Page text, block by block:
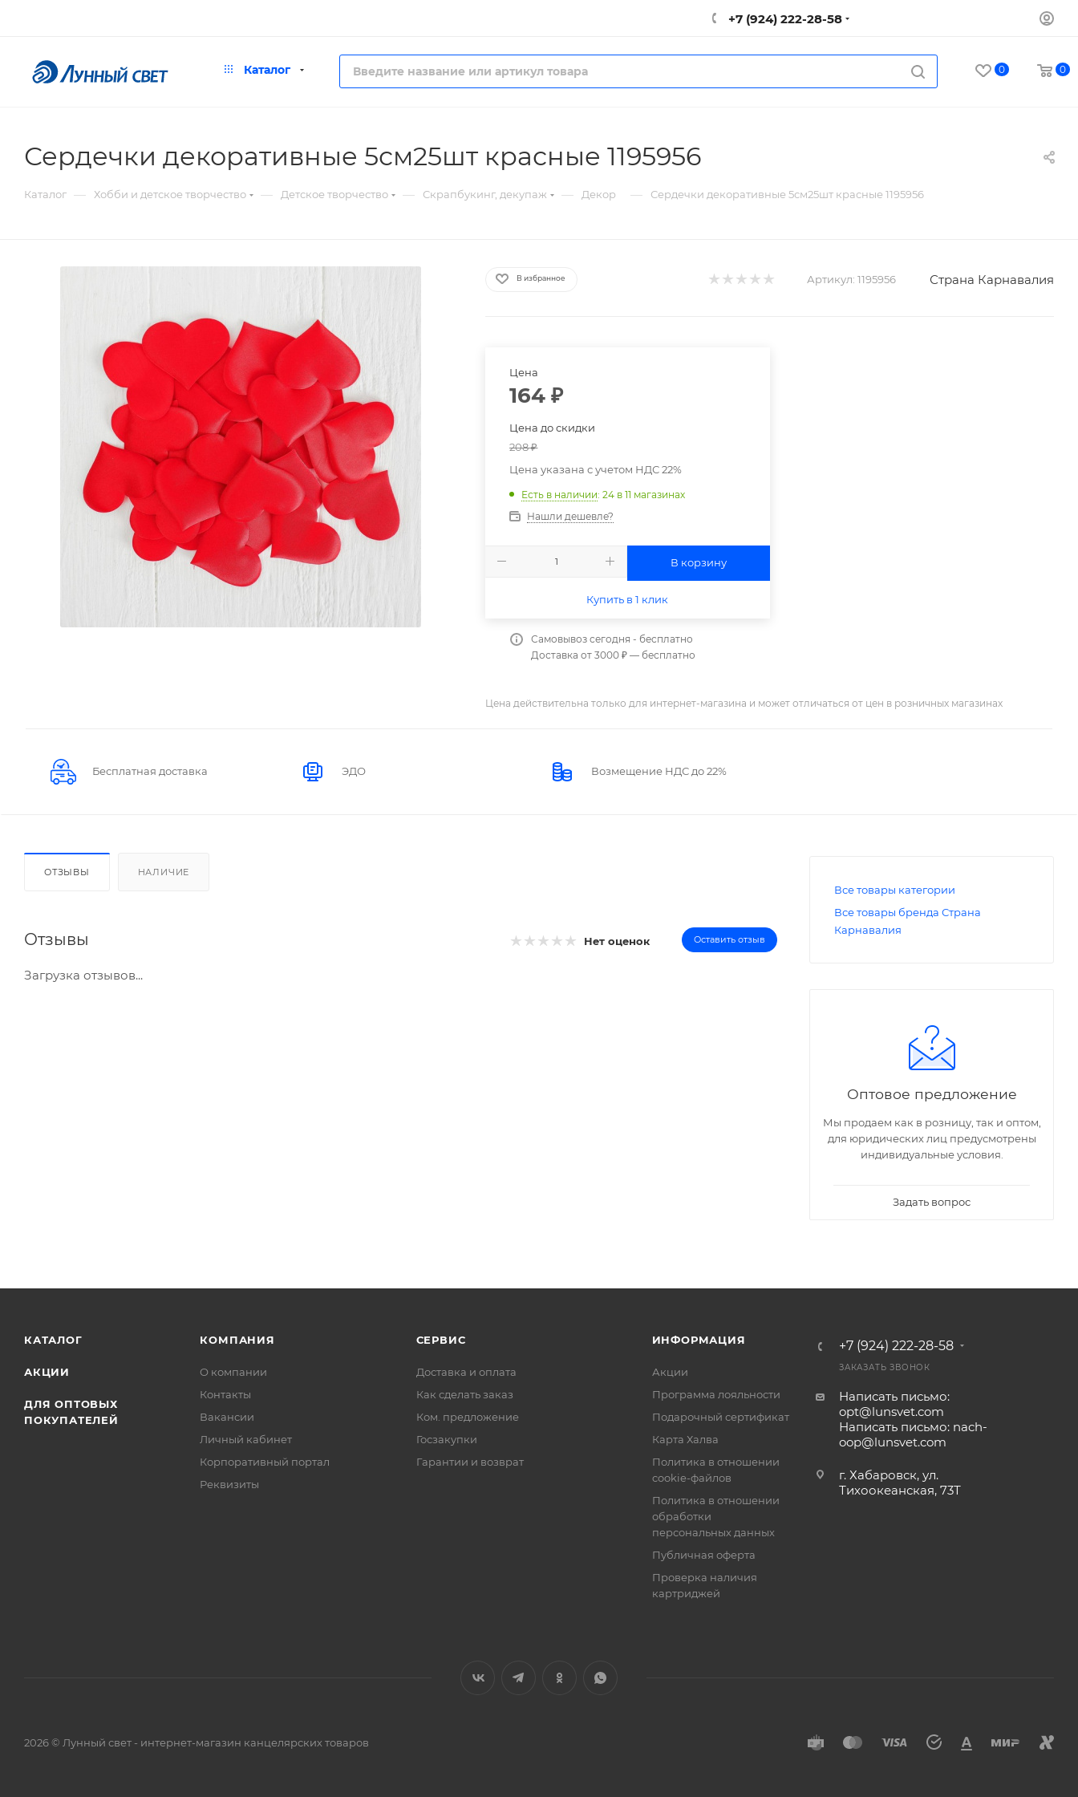
+7 (924) 222-28-58
Каталог 0 0
Сердечки декоративные 5см25шт красные 1195956
Каталог — Хобби и детское творчество — Детское творчество — Скрапбукинг, декупаж — Декор — Сердечки декоративные 5см25шт красные 1195956
В избранное Артикул: 1195956 Страна Карнавалия
Цена
164 ₽
Цена до скидки
208₽
Цена указана с учетом НДС 22%
Есть в наличии: 24 в 11 магазинах
Нашли дешевле?
В корзину
Купить в 1 клик
Самовывоз сегодня - бесплатно
Доставка от 3000 ₽ — бесплатно
Цена действительна только для интернет-магазина и может отличаться от цен в розничных магазинах
Бесплатная доставка ЭДО Возмещение НДС до 22%
ОТЗЫВЫ НАЛИЧИЕ
Отзывы Нет оценок Оставить отзыв
Загрузка отзывов...
Все товары категории
Все товары бренда Страна
Карнавалия
Оптовое предложение
Мы продаем как в розницу, так и оптом,
для юридических лиц предусмотрены
индивидуальные условия.
Задать вопрос
КАТАЛОГ
АКЦИИ
ДЛЯ ОПТОВЫХ
ПОКУПАТЕЛЕЙ
КОМПАНИЯ
О компании
Контакты
Вакансии
Личный кабинет
Корпоративный портал
Реквизиты
СЕРВИС
Доставка и оплата
Как сделать заказ
Ком. предложение
Госзакупки
Гарантии и возврат
ИНФОРМАЦИЯ
Акции
Программа лояльности
Подарочный сертификат
Карта Халва
Политика в отношении
cookie-файлов
Политика в отношении
обработки
персональных данных
Публичная оферта
Проверка наличия
картриджей
+7 (924) 222-28-58
ЗАКАЗАТЬ ЗВОНОК
Написать письмо:
opt@lunsvet.com
Написать письмо: nach-
oop@lunsvet.com
г. Хабаровск, ул.
Тихоокеанская, 73Т
2026 © Лунный свет - интернет-магазин канцелярских товаров